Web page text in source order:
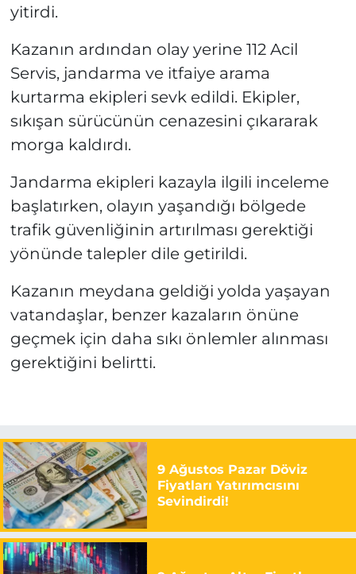
yitirdi.
Kazanın ardından olay yerine 112 Acil
Servis, jandarma ve itfaiye arama
kurtarma ekipleri sevk edildi. Ekipler,
sıkışan sürücünün cenazesini çıkararak
morga kaldırdı.
Jandarma ekipleri kazayla ilgili inceleme
başlatırken, olayın yaşandığı bölgede
trafik güvenliğinin artırılması gerektiği
yönünde talepler dile getirildi.
Kazanın meydana geldiği yolda yaşayan
vatandaşlar, benzer kazaların önüne
geçmek için daha sıkı önlemler alınması
gerektiğini belirtti.
9 Ağustos Pazar Döviz
Fiyatları Yatırımcısını
Sevindirdi!